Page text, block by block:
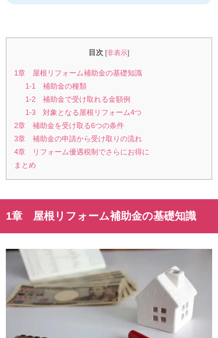
目次 [非表示]
1章 屋根リフォーム補助金の基礎知識
1-1 補助金の種類
1-2 補助金で受け取れる金額例
1-3 対象となる屋根リフォーム4つ
2章 補助金を受け取る6つの条件
3章 補助金の申請から受け取りの流れ
4章 リフォーム優遇税制でさらにお得に
まとめ
1章 屋根リフォーム補助金の基礎知識